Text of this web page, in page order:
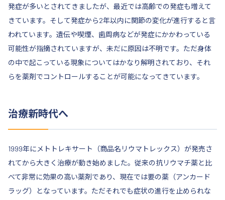
発症が多いとされてきましたが、最近では高齢での発症も増えて
きています。そして発症から2年以内に関節の変化が進行すると言
われています。遺伝や喫煙、歯周病などが発症にかかわっている
可能性が指摘されていますが、未だに原因は不明です。ただ身体
の中で起こっている現象についてはかなり解明されており、それ
らを薬剤でコントロールすることが可能になってきています。
治療新時代へ
1999年にメトトレキサート（商品名リウマトレックス）が発売さ
れてから大きく治療が動き始めました。従来の抗リウマチ薬と比
べて非常に効果の高い薬剤であり、現在では要の薬（アンカード
ラッグ）となっています。ただそれでも症状の進行を止められな